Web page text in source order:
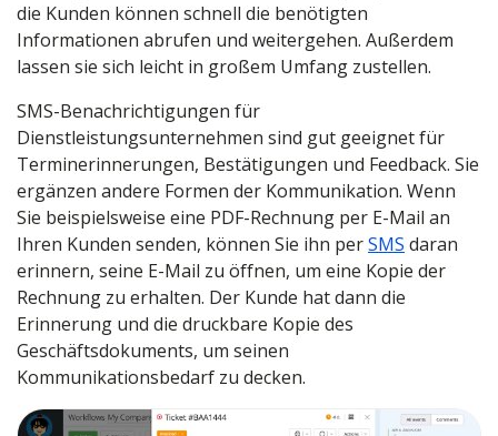
die Kunden können schnell die benötigten
Informationen abrufen und weitergehen. Außerdem
lassen sie sich leicht in großem Umfang zustellen.
SMS-Benachrichtigungen für
Dienstleistungsunternehmen sind gut geeignet für
Terminerinnerungen, Bestätigungen und Feedback. Sie
ergänzen andere Formen der Kommunikation. Wenn
Sie beispielsweise eine PDF-Rechnung per E-Mail an
Ihren Kunden senden, können Sie ihn perSMS daran
erinnern, seine E-Mail zu öffnen, um eine Kopie der
Rechnung zu erhalten. Der Kunde hat dann die
Erinnerung und die druckbare Kopie des
Geschäftsdokuments, um seinen
Kommunikationsbedarf zu decken.